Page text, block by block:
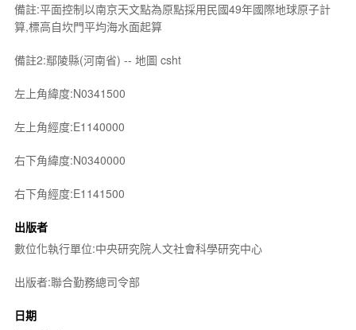
備註:平面控制以南京天文點為原點採用民國49年國際地球原子計
算,標高自坎門平均海水面起算
備註2:鄢陵縣(河南省) -- 地圖 csht
左上角緯度:N0341500
左上角經度:E1140000
右下角緯度:N0340000
右下角經度:E1141500
出版者
數位化執行單位:中央研究院人文社會科學研究中心
出版者:聯合勤務總司令部
日期